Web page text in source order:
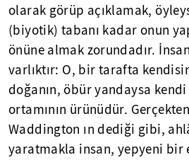
olarak görüp açıklamak,
(biyotik) tabanı kadar onun
önüne almak zorundadır.
varlıktır: O, bir tarafta
doğanın, öbür yandaysa
ortamının ürünüdür.
Waddington ın dediği gibi,
yaratmakla insan, yepyeni bir